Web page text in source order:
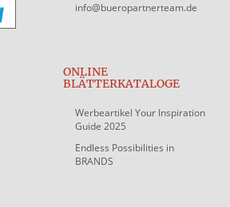
info@bueropartnerteam.de
ONLINE
BLÄTTERKATALOGE
Werbeartikel Your Inspiration
Guide 2025
Endless Possibilities in
BRANDS